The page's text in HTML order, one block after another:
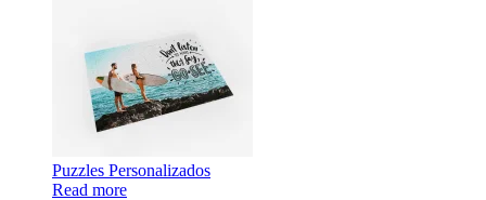
Puzzles Personalizados
Read more